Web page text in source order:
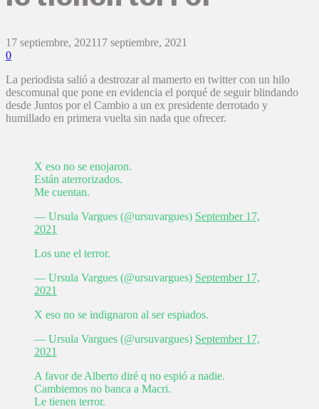
17 septiembre, 202117 septiembre, 2021
0
La periodista salió a destrozar al mamerto en twitter con un hilo
descomunal que pone en evidencia el porqué de seguir blindando
desde Juntos por el Cambio a un ex presidente derrotado y
humillado en primera vuelta sin nada que ofrecer.
X eso no se enojaron.
Están aterrorizados.
Me cuentan.
— Ursula Vargues (@ursuvargues) September 17,
2021
Los une el terror.
— Ursula Vargues (@ursuvargues) September 17,
2021
X eso no se indignaron al ser espiados.
— Ursula Vargues (@ursuvargues) September 17,
2021
A favor de Alberto diré q no espió a nadie.
Cambiemos no banca a Macri.
Le tienen terror.